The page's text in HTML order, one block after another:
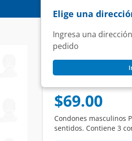
Elige una
Ingresa una
pedido
PRUDENCE
Prudence Full
$69.00
Condones masculinos
sentidos. Contiene 3